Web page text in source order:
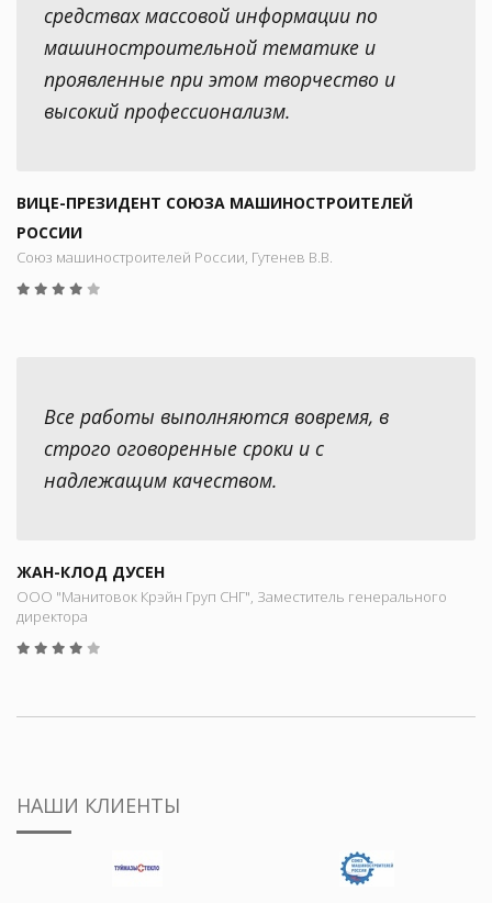
средствах массовой информации по
машиностроительной тематике и
проявленные при этом творчество и
высокий профессионализм.
ВИЦЕ-ПРЕЗИДЕНТ СОЮЗА МАШИНОСТРОИТЕЛЕЙ
РОССИИ
Союз машиностроителей России, Гутенев В.В.
Все работы выполняются вовремя, в
строго оговоренные сроки и с
надлежащим качеством.
ЖАН-КЛОД ДУСЕН
ООО "Манитовок Крэйн Груп СНГ", Заместитель генерального
директора
НАШИ КЛИЕНТЫ